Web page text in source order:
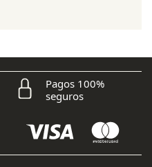
€.18,00 €.
Pagos 100%
seguros